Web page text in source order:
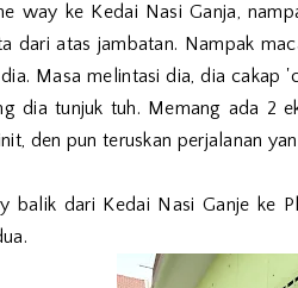
way ke Kedai Nasi Ganja,
dari atas jambatan. Nampak
Masa melintasi dia, dia cakap
dia tunjuk tuh. Memang ada 2
den pun teruskan perjalanan
balik dari Kedai Nasi Ganje ke